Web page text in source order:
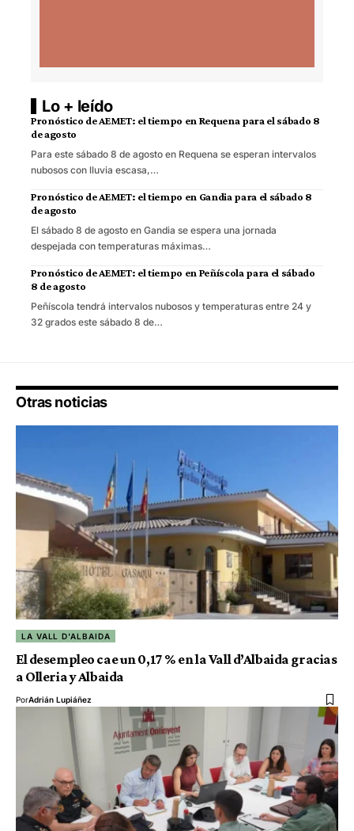
Lo + leído
Pronóstico de AEMET: el tiempo en Requena para el sábado 8
de agosto
Para este sábado 8 de agosto en Requena se esperan intervalos
nubosos con lluvia escasa,…
Pronóstico de AEMET: el tiempo en Gandia para el sábado 8
de agosto
El sábado 8 de agosto en Gandia se espera una jornada
despejada con temperaturas máximas…
Pronóstico de AEMET: el tiempo en Peñíscola para el sábado
8 de agosto
Peñíscola tendrá intervalos nubosos y temperaturas entre 24 y
32 grados este sábado 8 de…
Otras noticias
LA VALL D'ALBAIDA
El desempleo cae un 0,17 % en la Vall d’Albaida gracias
a Olleria y Albaida
PorAdrián Lupiáñez